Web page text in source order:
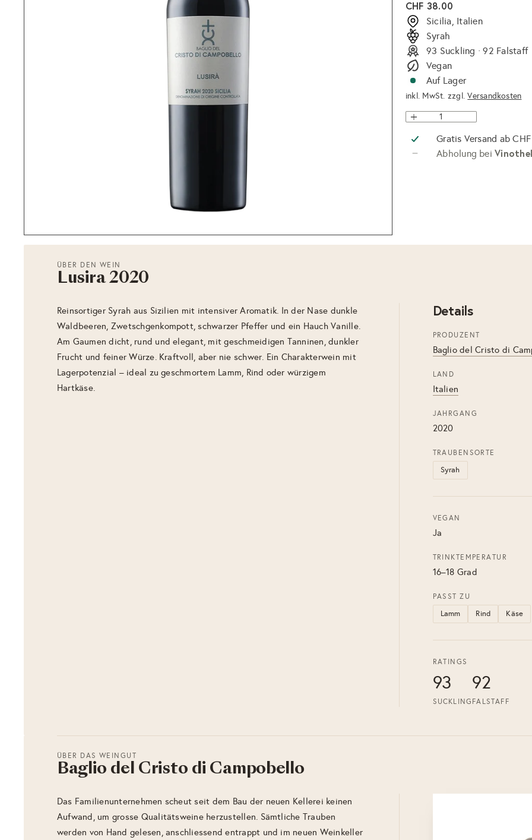
Normaler
Preis
CHF 38.00
Sicilia, Italien
Syrah
93 Suckling · 92 Falstaff
Vegan
Auf Lager
inkl. MwSt. zzgl.Versandkosten
Gratis Versand ab
Abholung bei
ÜBER DEN WEIN
Lusira 2020
Reinsortiger Syrah aus Sizilien mit intensiver Aromatik. In der Nase dunkle
Waldbeeren, Zwetschgenkompott, schwarzer Pfeffer und ein Hauch Vanille.
Am Gaumen dicht, rund und elegant, mit geschmeidigen Tanninen, dunkler
Frucht und feiner Würze. Kraftvoll, aber nie schwer. Ein Charakterwein mit
Lagerpotenzial – ideal zu geschmortem Lamm, Rind oder würzigem
Hartkäse.
Details
PRODUZENT
Baglio del Cristo di
LAND
Italien
JAHRGANG
2020
TRAUBENSORTE
Syrah
VEGAN
Ja
TRINKTEMPERATUR
16–18 Grad
PASST ZU
Lamm Rind Käse
RATINGS
93
SUCKLING
92
FALSTAFF
ÜBER DAS WEINGUT
Baglio del Cristo di Campobello
Das Familienunternehmen scheut seit dem Bau der neuen Kellerei keinen
Aufwand, um grosse Qualitätsweine herzustellen. Sämtliche Trauben
werden von Hand gelesen, anschliessend entrappt und im neuen Weinkeller